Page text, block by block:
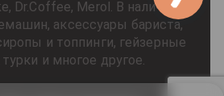
Dr.Coffee, Merol. В наличии
аксессуары бариста,
и топпинги, гейзерные
и многое другое.